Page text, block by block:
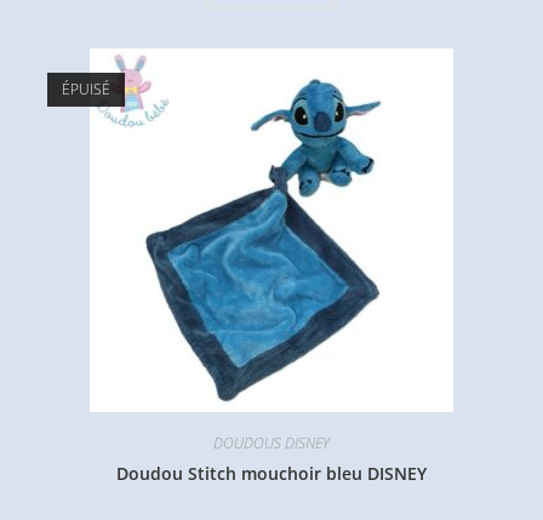
ÉPUISÉ
DOUDOUS DISNEY
Doudou Stitch mouchoir bleu DISNEY